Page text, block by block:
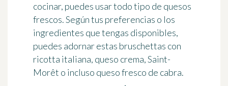
cocinar, puedes usar todo tipo de quesos
frescos. Según tus preferencias o los
ingredientes que tengas disponibles,
puedes adornar estas bruschettas con
ricotta italiana, queso crema, Saint-
Morêt o incluso queso fresco de cabra.